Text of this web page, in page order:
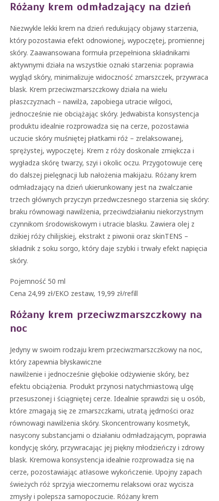
Różany krem odmładzający na dzień
Niezwykle lekki krem na dzień redukujący objawy starzenia,
który pozostawia efekt odnowionej, wypoczętej, promiennej
skóry. Zaawansowana formuła przepełniona składnikami
aktywnymi działa na wszystkie oznaki starzenia: poprawia
wygląd skóry, minimalizuje widoczność zmarszczek, przywraca
blask. Krem przeciwzmarszczkowy działa na wielu
płaszczyznach – nawilża, zapobiega utracie wilgoci,
jednocześnie nie obciążając skóry. Jedwabista konsystencja
produktu idealnie rozprowadza się na cerze, pozostawia
uczucie skóry muśniętej płatkami róż – zrelaksowanej,
sprężystej, wypoczętej. Krem z róży doskonale zmiękcza i
wygładza skórę twarzy, szyi i okolic oczu. Przygotowuje cerę
do dalszej pielęgnacji lub nałożenia makijażu. Różany krem
odmładzający na dzień ukierunkowany jest na zwalczanie
trzech głównych przyczyn przedwczesnego starzenia się skóry:
braku równowagi nawilżenia, przeciwdziałaniu niekorzystnym
czynnikom środowiskowym i utracie blasku. Zawiera olej z
dzikiej róży chilijskiej, ekstrakt z piwonii oraz skinTENS –
składnik z soku sorgo, który daje szybki i trwały efekt napięcia
skóry.
Pojemność 50 ml
Cena 24,99 zł/EKO zestaw, 19,99 zł/refill
Różany krem przeciwzmarszczkowy na
noc
Jedyny w swoim rodzaju krem przeciwzmarszczkowy na noc,
który zapewnia błyskawiczne
nawilżenie i jednocześnie głębokie odżywienie skóry, bez
efektu obciążenia. Produkt przynosi natychmiastową ulgę
przesuszonej i ściągniętej cerze. Idealnie sprawdzi się u osób,
które zmagają się ze zmarszczkami, utratą jędrności oraz
równowagi nawilżenia skóry. Skoncentrowany kosmetyk,
nasycony substancjami o działaniu odmładzającym, poprawia
kondycję skóry, przywracając jej piękny młodzieńczy i zdrowy
blask. Kremowa konsystencja idealnie rozprowadza się na
cerze, pozostawiając atłasowe wykończenie. Upojny zapach
świeżych róż sprzyja wieczornemu relaksowi oraz wycisza
zmysły i polepsza samopoczucie. Różany krem